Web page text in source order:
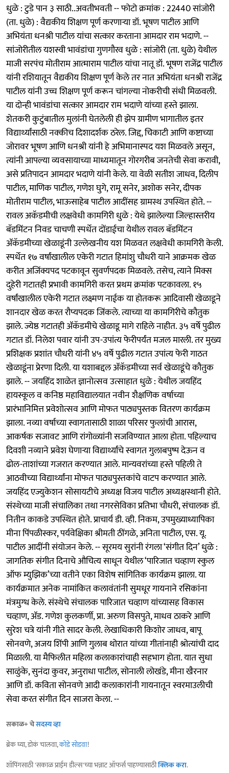
धुळे : टुडे पान ३ साठी..अवतीभवती -- फोटो क्रमांक : 22440 सांजोरी
(ता. धुळे) : वैद्यकीय शिक्षण पूर्ण करणाऱ्या डॉ. भूषण पाटील आणि
अभियंता धनश्री पाटील यांचा सत्कार करताना आमदार राम भदाणे. --
सांजोरीतील यशस्वी भावंडांचा गुणगौरव धुळे : सांजोरी (ता. धुळे) येथील
माजी सरपंच मोतीराम आत्माराम पाटील यांचा नातू डॉ. भूषण राजेंद्र पाटील
यांनी रशियातून वैद्यकीय शिक्षण पूर्ण केले तर नात अभियंता धनश्री राजेंद्र
पाटील यांनी उच्च शिक्षण पूर्ण करून चांगल्या नोकरीची संधी मिळवली.
या दोन्ही भावंडांचा सत्कार आमदार राम भदाणे यांच्या हस्ते झाला.
शेतकरी कुटुंबातील मुलांनी घेतलेली ही झेप ग्रामीण भागातील इतर
विद्यार्थ्यांसाठी नक्कीच दिशादर्शक ठरेल. जिद्द, चिकाटी आणि कष्टाच्या
जोरावर भूषण आणि धनश्री यांनी हे अभिमानास्पद यश मिळवले असून,
त्यांनी आपल्या व्यवसायाच्या माध्यमातून गोरगरीब जनतेची सेवा करावी,
असे प्रतिपादन आमदार भदाणे यांनी केले. या वेळी सतीश जाधव, दिलीप
पाटील, माणिक पाटील, गणेश घुगे, रामू सनेर, अशोक सनेर, दीपक
मोतीराम पाटील, भाऊसाहेब पाटील आदींसह ग्रामस्थ उपस्थित होते. --
रावल अकॅडमीची लक्षवेधी कामगिरी धुळे : येथे झालेल्या जिल्हास्तरीय
बॅडमिंटन निवड चाचणी स्पर्धेत दोंडाईचा येथील रावल बॅडमिंटन
ॲकॅडमीच्या खेळाडूंनी उल्लेखनीय यश मिळवत लक्षवेधी कामगिरी केली.
स्पर्धेत १७ वर्षांखालील एकेरी गटात हिमांशु चौधरी याने आक्रमक खेळ
करीत अजिंक्यपद पटकावून सुवर्णपदक मिळवले. तसेच, त्याने मिक्स
दुहेरी गटातही प्रभावी कामगिरी करत प्रथम क्रमांक पटकावला. १५
वर्षांखालील एकेरी गटात लक्ष्मण नाईक या होतकरू आदिवासी खेळाडूने
शानदार खेळ करत रौप्यपदक जिंकले. त्याच्या या कामगिरीचे कौतुक
झाले. ज्येष्ठ गटातही ॲकॅडमीचे खेळाडू मागे राहिले नाहीत. ३५ वर्षे पुढील
गटात डॉ. निलेश पवार यांनी उप-उपांत्य फेरीपर्यंत मजल मारली. तर मुख्य
प्रशिक्षक प्रशांत चौधरी यांनी ४५ वर्षे पुढील गटात उपांत्य फेरी गाठत
खेळाडूंना प्रेरणा दिली. या यशाबद्दल ॲकॅडमीच्या सर्व खेळाडूंचे कौतुक
झाले. -- जयहिंद शाळेत ज्ञानोत्सव उत्साहात धुळे : येथील जयहिंद
हायस्कूल व कनिष्ठ महाविद्यालयात नवीन शैक्षणिक वर्षाच्या
प्रारंभानिमित्त प्रवेशोत्सव आणि मोफत पाठ्यपुस्तक वितरण कार्यक्रम
झाला. नव्या वर्षाच्या स्वागतासाठी शाळा परिसर फुलांची आरास,
आकर्षक सजावट आणि रांगोळ्यांनी सजविण्यात आला होता. पहिल्याच
दिवशी नव्याने प्रवेश घेणाऱ्या विद्यार्थ्यांचे स्वागत गुलाबपुष्प देऊन व
ढोल-ताशांच्या गजरात करण्यात आले. मान्यवरांच्या हस्ते पहिली ते
आठवीच्या विद्यार्थ्यांना मोफत पाठ्यपुस्तकांचे वाटप करण्यात आले.
जयहिंद एज्युकेशन सोसायटीचे अध्यक्ष विजय पाटील अध्यक्षस्थानी होते.
संस्थेच्या माजी संचालिका तथा नगरसेविका प्रतिभा चौधरी, संचालक डॉ.
नितीन काकडे उपस्थित होते. प्राचार्य डी. व्ही. निकम, उपमुख्याध्यापिका
मीना पिंपळीस्कर, पर्यवेक्षिका श्रीमती ठींगळे, अनिता पाटील, एस. यू.
पाटील आदींनी संयोजन केले. -- सूरमय सुरांनी रंगला ‘संगीत दिन’ धुळे :
जागतिक संगीत दिनाचे औचित्य साधून येथील ‘पारिजात चव्हाण स्कुल
ऑफ म्युझिक’च्या वतीने एका विशेष सांगितिक कार्यक्रम झाला. या
कार्यक्रमात अनेक नामांकित कलावंतांनी सुमधूर गायनाने रसिकांना
मंत्रमुग्ध केले. संस्थेचे संचालक पारिजात चव्हाण यांच्यासह विकास
चव्हाण, ॲड. गणेश कुलकर्णी, प्रा. अरुण विसपुते, माधव ठाकरे आणि
सुरेश चत्रे यांनी गीते सादर केली. लेखाधिकारी किशोर जाधव, बापू
सोनवणे, अजय शिंपी आणि गुलाब थोरात यांच्या गीतांनाही श्रोत्यांची दाद
मिळाली. या मैफिलीत महिला कलाकारांचाही सहभाग होता. यात सुधा
साळुंके, सुनंदा कुवर, अनुराधा पाटील, सोनाली लोखंडे, मीना खैरनार
आणि डॉ. कविता सोनवणे आदी कलाकारांनी गायनातून स्वरमाउलीची
सेवा करत संगीत दिन साजरा केला. --
सकाळ+ चेसदस्य व्हा
ब्रेक घ्या, डोकं चालवा,कोडे सोडवा!
शॉपिंगसाठी 'सकाळ प्राईम डील्स'च्या भन्नाट ऑफर्स पाहण्यासाठीक्लिक करा.